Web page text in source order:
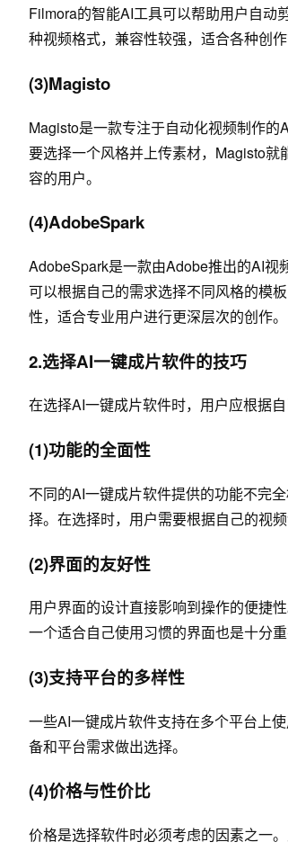
Filmora的智能AI工具可以帮助用户自动
种视频格式，兼容性较强，适合各种创作
(3)Magisto
Magisto是一款专注于自动化视频制作
要选择一个风格并上传素材，Magisto
容的用户。
(4)AdobeSpark
AdobeSpark是一款由Adobe推出的AI视
可以根据自己的需求选择不同风格的模
性，适合专业用户进行更深层次的创作。
2.选择AI一键成片软件的技巧
在选择AI一键成片软件时，用户应根据
(1)功能的全面性
不同的AI一键成片软件提供的功能不完
择。在选择时，用户需要根据自己的视
(2)界面的友好性
用户界面的设计直接影响到操作的便捷
一个适合自己使用习惯的界面也是十分重
(3)支持平台的多样性
一些AI一键成片软件支持在多个平台上
备和平台需求做出选择。
(4)价格与性价比
价格是选择软件时必须考虑的因素之一